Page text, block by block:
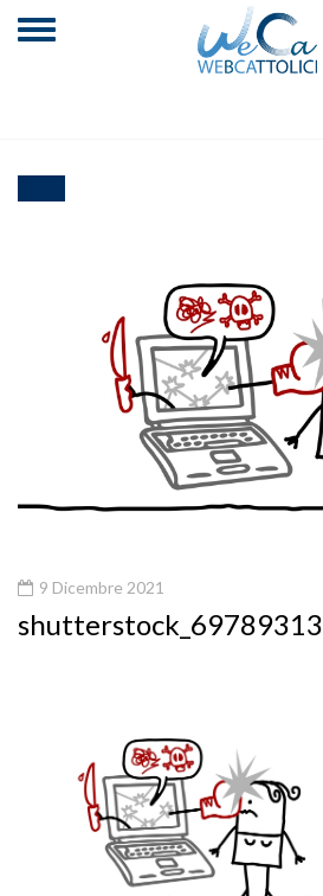
9 Dicembre 2021
shutterstock_69789313